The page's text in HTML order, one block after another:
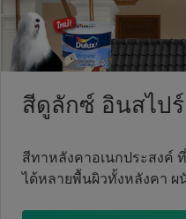
สีดูลักซ์ อินสไป
สีทาหลังคาอเนกประสงค์
ได้หลายพื้นผิวทั้งหลังคา